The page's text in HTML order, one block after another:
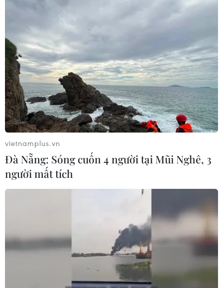
TIN CÙNG CHUYÊN MỤC
Việt Nam là điểm đến hấp dẫn với
doanh nghiệp bán dẫn hàng đầu của
vietnamplus.vn
Đà Nẵng: Sóng cuốn 4 người tại Mũi Nghê, 3
người mất tích